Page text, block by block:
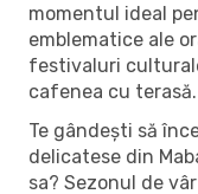
momentul ideal
emblematice ale
festivaluri
cafenea cu terasă.
Te gândești să
delicatese din
sa? Sezonul de